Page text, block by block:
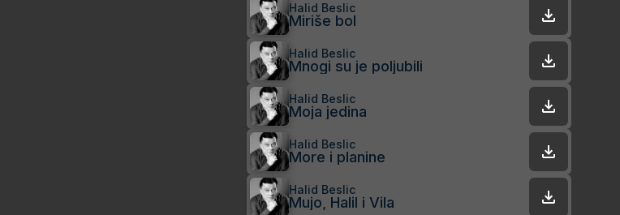
Halid Beslic
Miriše bol
Halid Beslic
Mnogi su je poljubili
Halid Beslic
Moja jedina
Halid Beslic
More i planine
Halid Beslic
Mujo, Halil i Vila